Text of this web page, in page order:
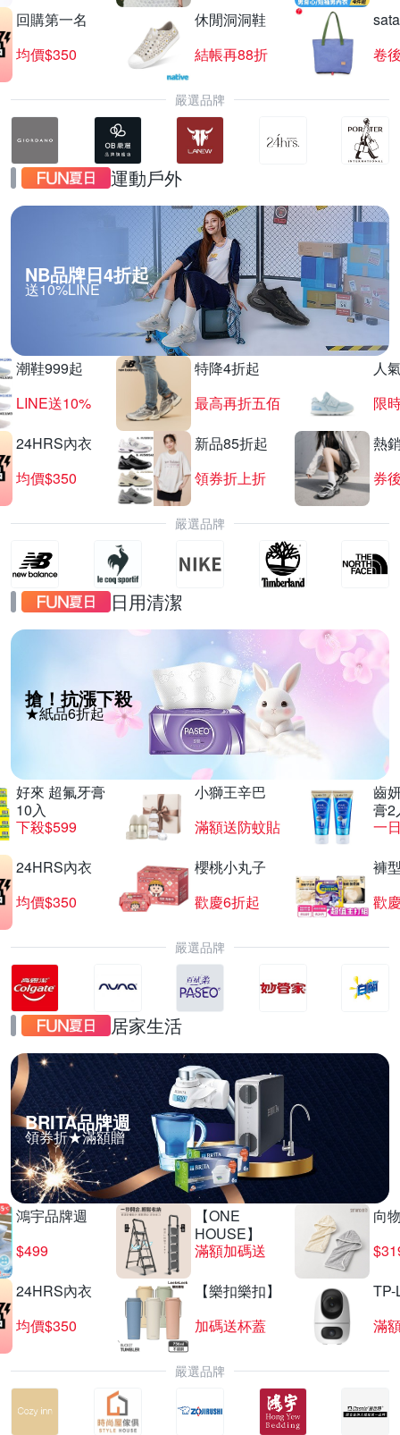
回購第一名
均價$350
休閒洞洞鞋
結帳再88折
卷
嚴選品牌
運動戶外
NB品牌日4折起
送10%LINE
潮鞋999起
LINE送10%
特降4折起
最高再折五佰
人
限
24HRS內衣
均價$350
新品85折起
領券折上折
熱
券
嚴選品牌
日用清潔
搶！抗漲下殺
★紙品6折起
好來 超氟牙膏
10入
下殺$599
小獅王辛巴
滿額送防蚊貼
齒
膏2
一
24HRS內衣
均價$350
櫻桃小丸子
歡慶6折起
褲
歡
嚴選品牌
居家生活
BRITA品牌週
領券折★滿額贈
鴻宇品牌週
$499
【ONE
HOUSE】
滿額加碼送
向
24HRS內衣
均價$350
【樂扣樂扣】
加碼送杯蓋
TP-
滿
嚴選品牌